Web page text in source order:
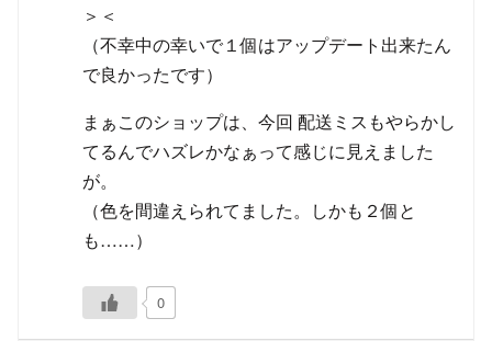
＞＜
（不幸中の幸いで１個はアップデート出来たん
で良かったです）
まぁこのショップは、今回 配送ミスもやらかし
てるんでハズレかなぁって感じに見えました
が。
（色を間違えられてました。しかも２個と
も……）
0